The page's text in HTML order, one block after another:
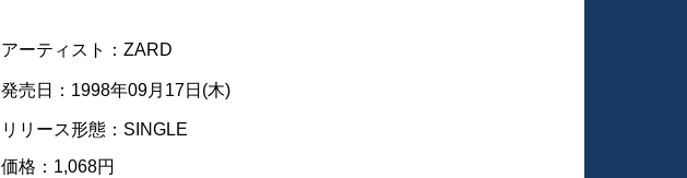
アーティスト：ZARD
発売日：1998年09月17日(木)
リリース形態：SINGLE
価格：1,068円